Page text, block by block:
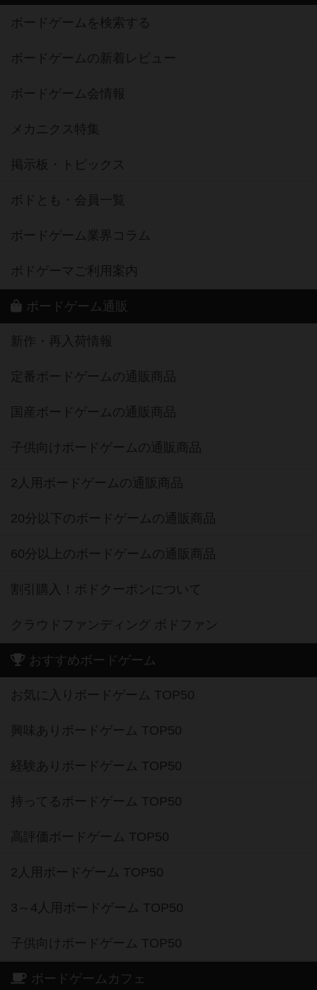
ボードゲームを検索する
ボードゲームの新着レビュー
ボードゲーム会情報
メカニクス特集
掲示板・トピックス
ボドとも・会員一覧
ボードゲーム業界コラム
ボドゲーマご利用案内
ボードゲーム通販
新作・再入荷情報
定番ボードゲームの通販商品
国産ボードゲームの通販商品
子供向けボードゲームの通販商品
2人用ボードゲームの通販商品
20分以下のボードゲームの通販商品
60分以上のボードゲームの通販商品
割引購入！ボドクーポンについて
クラウドファンディング ボドファン
おすすめボードゲーム
お気に入りボードゲーム TOP50
興味ありボードゲーム TOP50
経験ありボードゲーム TOP50
持ってるボードゲーム TOP50
高評価ボードゲーム TOP50
2人用ボードゲーム TOP50
3～4人用ボードゲーム TOP50
子供向けボードゲーム TOP50
ボードゲームカフェ